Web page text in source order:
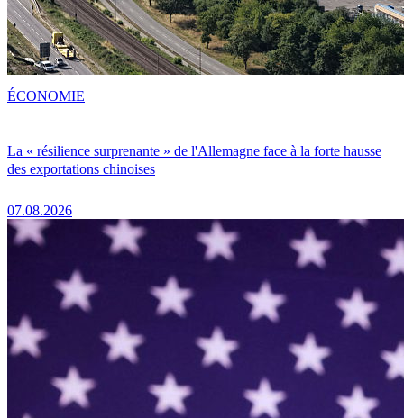
La « résilience surprenante » de l'Allemagne face à la forte hausse
des exportations chinoises
07.08.2026
ÉCONOMIE